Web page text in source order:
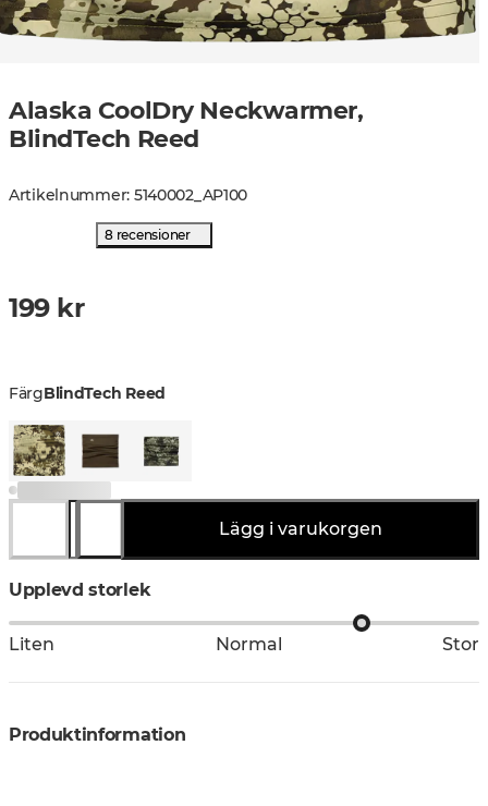
Alaska CoolDry Neckwarmer,
BlindTech Reed
Artikelnummer: 5140002_ AP100
8 recensioner
199 kr
FärgBlindTech Reed
Lägg i varukorgen
Upplevd storlek
Liten Normal Stor
Produktinformation